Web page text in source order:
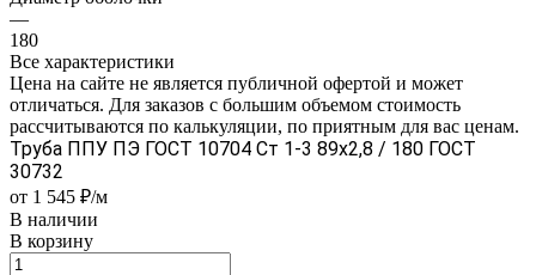
—
180
Все характеристики
Цена на сайте не является публичной офертой и может
отличаться. Для заказов с большим объемом стоимость
рассчитываются по калькуляции, по приятным для вас ценам.
Труба ППУ ПЭ ГОСТ 10704 Ст 1-3 89x2,8 / 180 ГОСТ
30732
от 1 545 ₽/м
В наличии
В корзину